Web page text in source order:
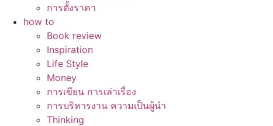
การตั้งราคา
how to
Book review
Inspiration
Life Style
Money
การเขียน การเล่าเรื่อง
การบริหารงาน ความเป็นผู้นำ
Thinking